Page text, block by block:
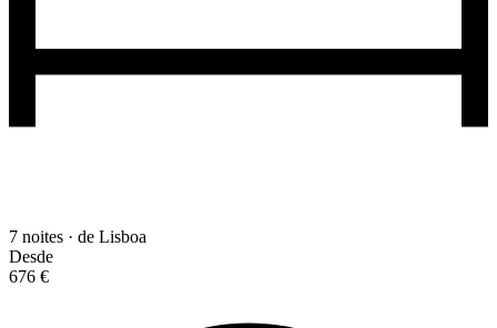
7 noites · de Lisboa
Desde
676 €